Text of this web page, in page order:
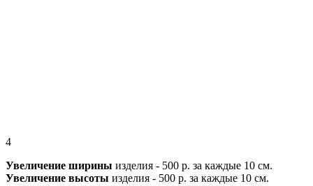
4
Увеличение ширины изделия - 500 р. за каждые 10 см.
Увеличение высоты изделия - 500 р. за каждые 10 см.